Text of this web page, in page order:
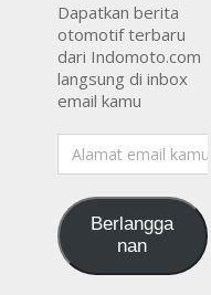
Dapatkan berita
otomotif terbaru
dari Indomoto.com
langsung di inbox
email kamu
Alamat
email
Berlangga
nan